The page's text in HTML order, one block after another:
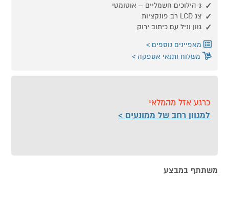
3 הילוכים חשמליים – אוטומטי
צג LCD רב פונקציות
גוון וניל עם כיתוב ירוק
מאפיינים נוספים
משלוח ותנאי אספקה
כרגע אזל מהמלאי
למגוון רחב של ממונעים
משתתף במבצע